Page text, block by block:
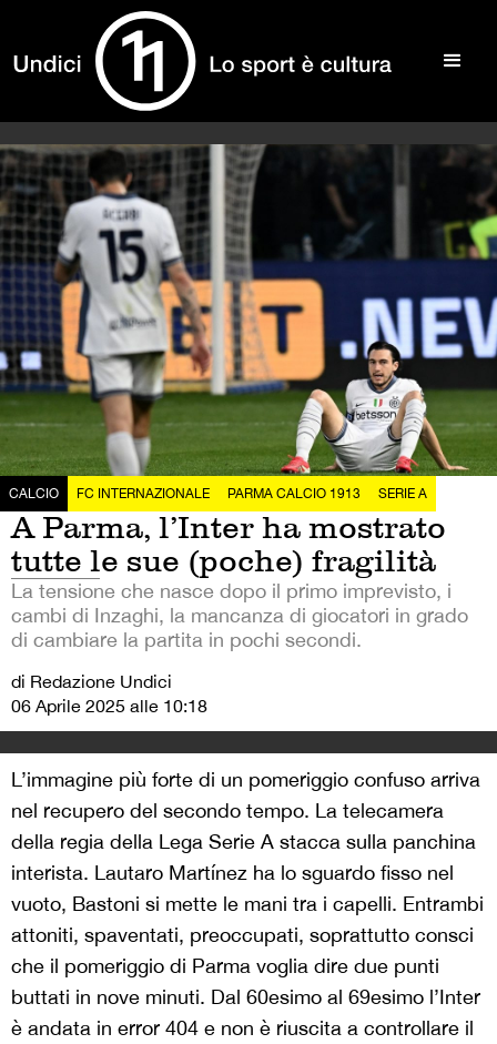
CALCIO FC INTERNAZIONALE PARMA CALCIO 1913 SERIE A
A Parma, l’Inter ha mostrato
tutte le sue (poche) fragilità
La tensione che nasce dopo il primo imprevisto, i
cambi di Inzaghi, la mancanza di giocatori in grado
di cambiare la partita in pochi secondi.
di Redazione Undici
06 Aprile 2025 alle 10:18
L’immagine più forte di un pomeriggio confuso arriva
nel recupero del secondo tempo. La telecamera
della regia della Lega Serie A stacca sulla panchina
interista. Lautaro Martínez ha lo sguardo fisso nel
vuoto, Bastoni si mette le mani tra i capelli. Entrambi
attoniti, spaventati, preoccupati, soprattutto consci
che il pomeriggio di Parma voglia dire due punti
buttati in nove minuti. Dal 60esimo al 69esimo l’Inter
è andata in error 404 e non è riuscita a controllare il